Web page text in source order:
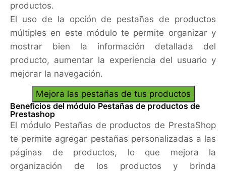
productos.
El uso de la opción de pestañas de productos
múltiples en este módulo te permite organizar y
mostrar bien la información detallada del
producto, aumentar la experiencia del usuario y
mejorar la navegación.
Mejora las pestañas de tus productos
Beneficios del módulo Pestañas de productos de
Prestashop
El módulo Pestañas de productos de PrestaShop
te permite agregar pestañas personalizadas a las
páginas de productos, lo que mejora la
organización de los productos y brinda